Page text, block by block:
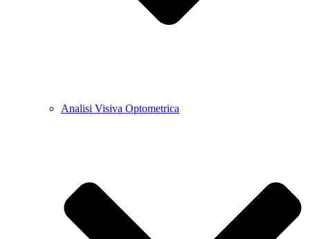
Analisi Visiva Optometrica